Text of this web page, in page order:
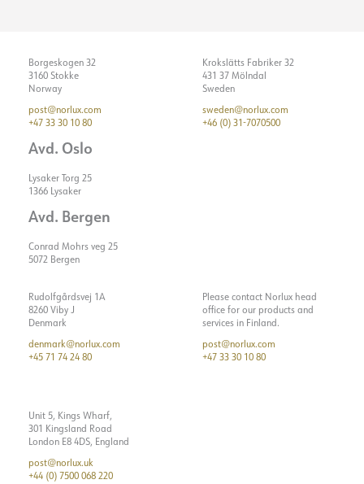
Borgeskogen 32
3160 Stokke
Norway
post@norlux.com
+47 33 30 10 80
Avd. Oslo
Lysaker Torg 25
1366 Lysaker
Avd. Bergen
Conrad Mohrs veg 25
5072 Bergen
Krokslätts Fabriker 32
431 37 Mölndal
Sweden
sweden@norlux.com
+46 (0) 31-7070500
Rudolfgårdsvej 1A
8260 Viby J
Denmark
denmark@norlux.com
+45 71 74 24 80
Please contact Norlux head
office for our products and
services in Finland.
post@norlux.com
+47 33 30 10 80
Unit 5, Kings Wharf,
301 Kingsland Road
London E8 4DS, England
post@norlux.uk
+44 (0) 7500 068 220